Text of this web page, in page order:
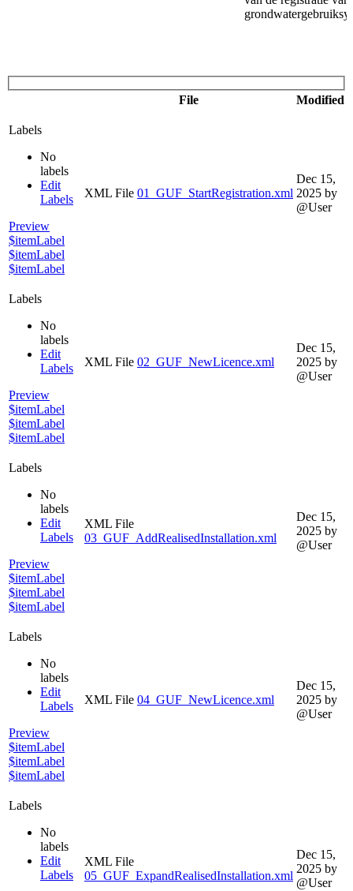
File Modified
Labels
No
labels
Edit
Labels
Preview
$itemLabel
$itemLabel
$itemLabel
XML File 01_GUF_StartRegistration.xml
Dec 15,
2025 by
@User
Labels
No
labels
Edit
Labels
Preview
$itemLabel
$itemLabel
$itemLabel
XML File 02_GUF_NewLicence.xml
Dec 15,
2025 by
@User
Labels
No
labels
Edit
Labels
Preview
$itemLabel
$itemLabel
$itemLabel
XML File
03_GUF_AddRealisedInstallation.xml
Dec 15,
2025 by
@User
Labels
No
labels
Edit
Labels
Preview
$itemLabel
$itemLabel
$itemLabel
XML File 04_GUF_NewLicence.xml
Dec 15,
2025 by
@User
Labels
No
labels
Edit
Labels
XML File
05_GUF_ExpandRealisedInstallation.xml
Dec 15,
2025 by
@User